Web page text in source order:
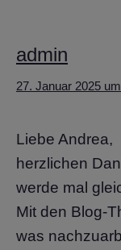
admin
27. Januar 2025
Liebe Andrea,
herzlichen
werde mal
Mit den Blog-
was